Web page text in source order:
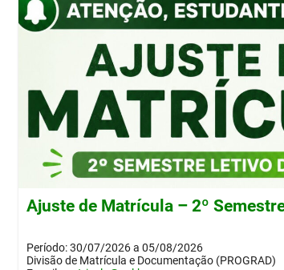
Ajuste de Matrícula – 2º
Período: 30/07/2026 a 05/08/2026
Divisão de Matrícula e Documentação (PROGRAD)